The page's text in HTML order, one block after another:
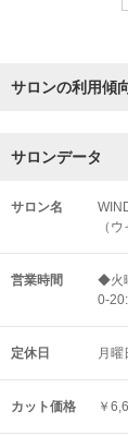
サロンの利用傾
サロンデータ
サロン名
（
営業時間
◆火
0-
定休日 月曜
カット価格 ￥